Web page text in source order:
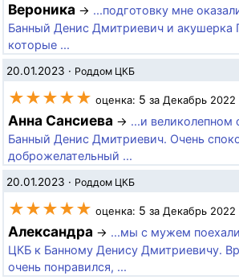
Вероника → ...подготовку мне
Банный Денис Дмитриевич и акушерка
которые ...
20.01.2023 · Роддом ЦКБ
★★★★★ оценка: 5 за Декабрь 2022
Анна Сансиева → ...и великолепном
Банный Денис Дмитриевич. Очень
доброжелательный ...
20.01.2023 · Роддом ЦКБ
★★★★★ оценка: 5 за Декабрь 2022
Александра → ...мы с мужем
ЦКБ к Банному Денису Дмитриевичу.
очень понравился, ...